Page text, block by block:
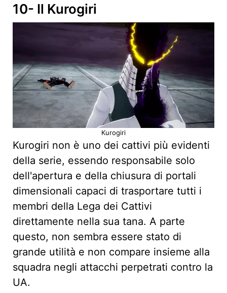
10- Il Kurogiri
Kurogiri
Kurogiri non è uno dei cattivi più evidenti
della serie, essendo responsabile solo
dell'apertura e della chiusura di portali
dimensionali capaci di trasportare tutti i
membri della Lega dei Cattivi
direttamente nella sua tana. A parte
questo, non sembra essere stato di
grande utilità e non compare insieme alla
squadra negli attacchi perpetrati contro la
UA.